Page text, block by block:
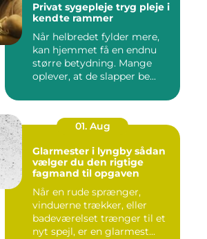
Privat sygepleje tryg pleje i
kendte rammer
Når helbredet fylder mere,
kan hjemmet få en endnu
større betydning. Mange
oplever, at de slapper be...
01. Aug
Glarmester i lyngby sådan
vælger du den rigtige
fagmand til opgaven
Når en rude sprænger,
vinduerne trækker, eller
badeværelset trænger til et
nyt spejl, er en glarmest...